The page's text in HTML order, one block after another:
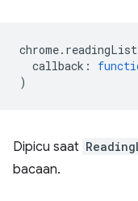
chrome. readingList
callback :
)
Dipicu saat
bacaan.